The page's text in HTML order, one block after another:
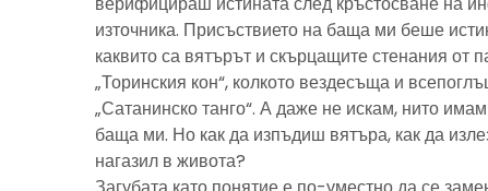
източника. Присъствието на баща ми беше
каквито са вятърът и скърцащите стенания от
„Торинския кон“, колкото вездесъща и
„Сатанинско танго“. А даже не искам, нито
баща ми. Но как да изпъдиш вятъра, как да
нагазил в живота?